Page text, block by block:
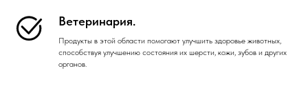
Ветеринария.
Продукты в этой области помогают улучшить здоровье животных,
способствуя улучшению состояния их шерсти, кожи, зубов и других
органов.